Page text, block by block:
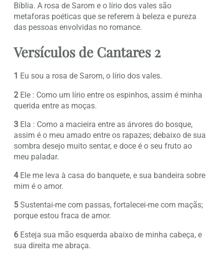
Bíblia. A rosa de Sarom e o lírio dos vales são
metaforas poéticas que se referem à beleza e pureza
das pessoas envolvidas no romance.
Versículos de Cantares 2
1 Eu sou a rosa de Sarom, o lírio dos vales.
2 Ele : Como um lírio entre os espinhos, assim é minha
querida entre as moças.
3 Ela : Como a macieira entre as árvores do bosque,
assim é o meu amado entre os rapazes; debaixo de sua
sombra desejo muito sentar, e doce é o seu fruto ao
meu paladar.
4Ele me leva à casa do banquete, e sua bandeira sobre
mim é o amor.
5 Sustentai-me com passas, fortalecei-me com maçãs;
porque estou fraca de amor.
6 Esteja sua mão esquerda abaixo de minha cabeça, e
sua direita me abraça.